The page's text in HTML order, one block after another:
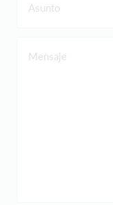
Asunto
Mensaje